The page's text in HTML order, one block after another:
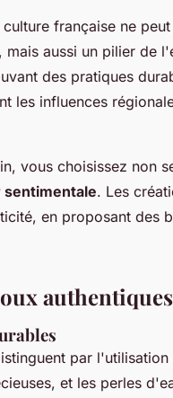
française ne
mais aussi un pilier de
des pratiques
les influences
vous choisissez non
sentimentale. Les
en proposant des
authentiques
par l'utilisation
et les perles